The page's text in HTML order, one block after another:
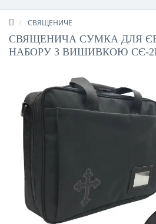
СВЯЩЕНИЧЕ
СВЯЩЕНИЧА СУМКА ДЛЯ
НАБОРУ З ВИШИВКОЮ СЄ-